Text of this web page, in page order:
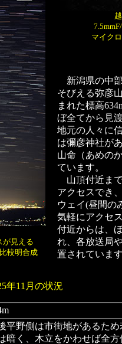
が見える
較明合成
マイク
新潟県の中
そびえる弥彦
まれた標高
ぼ全てから見
地元の人々に
は彌彦神社が
山命（あめの
ています。
山頂付近ま
アクセスでき
ウェイ(昼間の
気軽にアクセ
付近からは、
れ、各放送局
置されていま
年11月の状況
平野側は市街地があるた
暗く、木立をかわせば全